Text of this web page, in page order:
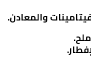
والمعادن.